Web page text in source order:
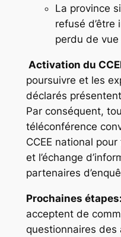
La province
refusé d’être
perdu de
Activation du
poursuivre et les
déclarés
Par conséquent,
téléconférence
CCEE national
et l’échange
partenaires
Prochaines étapes:
acceptent de
questionnaires des